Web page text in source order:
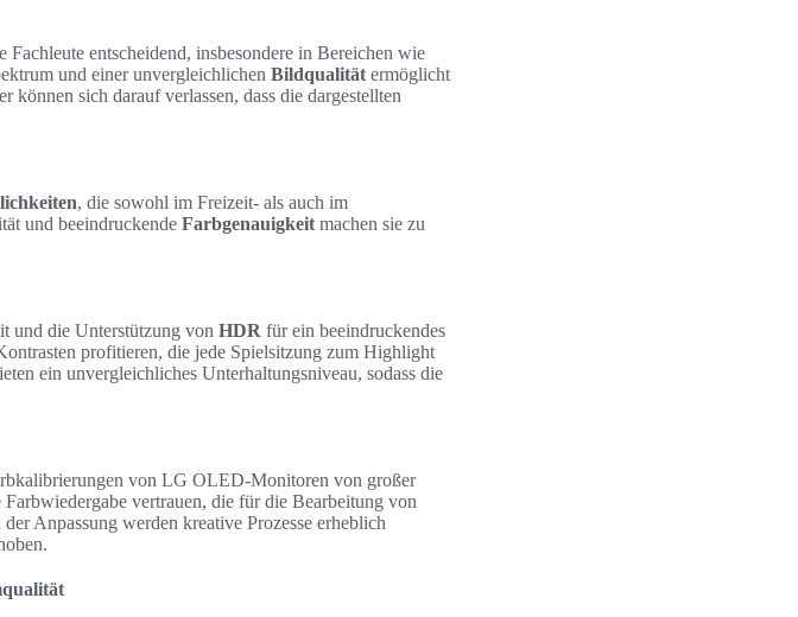
entscheidend, insbesondere in Bereichen wie
und einer unvergleichlichen Bildqualität ermöglicht
können sich darauf verlassen, dass die dargestellten
, die sowohl im Freizeit- als auch im
und beeindruckende Farbgenauigkeit machen sie zu
und die Unterstützung von HDR für ein beeindruckendes
profitieren, die jede Spielsitzung zum Highlight
ein unvergleichliches Unterhaltungsniveau, sodass die
von LG OLED-Monitoren von großer
vertrauen, die für die Bearbeitung von
Anpassung werden kreative Prozesse erheblich